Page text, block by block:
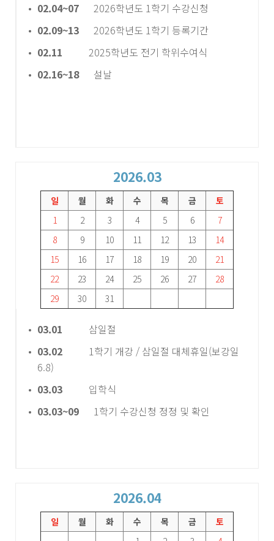
02.04~07
2026학년도 1학기 수강신청
02.09~13
2026학년도 1학기 등록기간
02.11
2025학년도 전기 학위수여식
02.16~18
설날
2026.03
일 월 화 수 목 금
토
1
2 3 4 5 6
7
8
9 10 11 12 13
14
15
16 17 18 19 20
21
22
23 24 25 26 27
28
29
30 31
03.01
삼일절
03.02
1학기 개강 / 삼일절 대체휴일(보강일
6.8)
03.03
입학식
03.03~09
1학기 수강신청 정정 및 확인
2026.04
일 월 화 수 목 금
토